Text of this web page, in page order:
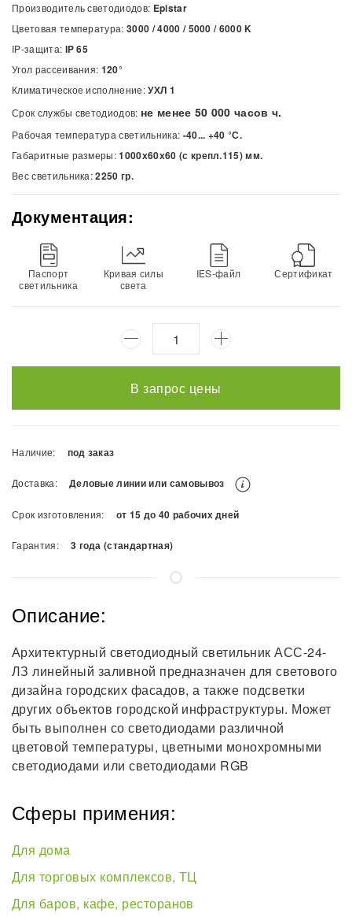
Производитель светодиодов: Epistar
Цветовая температура:3000 / 4000 / 5000 / 6000K
IP-защита: IP 65
Угол рассеивания: 120°
Климатическое исполнение:УХЛ 1
Срок службы светодиодов: не менее 50 000 часов ч.
Рабочая температура светильника: -40... +40 °С.
Габаритные размеры:1000х60х60 (с крепл.115) мм.
Вес светильника:2250 гр.
Документация:
Паспорт
светильника
Кривая силы
света
IES-файл Сертификат
В запрос цены
Наличие: под заказ
Доставка: Деловые линии или самовывоз
Срок изготовления: от 15 до 40 рабочих дней
Гарантия: 3 года (стандартная)
Описание:
Архитектурный светодиодный светильник АСС-24-
ЛЗ линейный заливной предназначен для светового
дизайна городских фасадов, а также подсветки
других объектов городской инфраструктуры. Может
быть выполнен со светодиодами различной
цветовой температуры, цветными монохромными
светодиодами или светодиодами RGB
Сферы примения:
Для дома
Для торговых комплексов, ТЦ
Для баров, кафе, ресторанов